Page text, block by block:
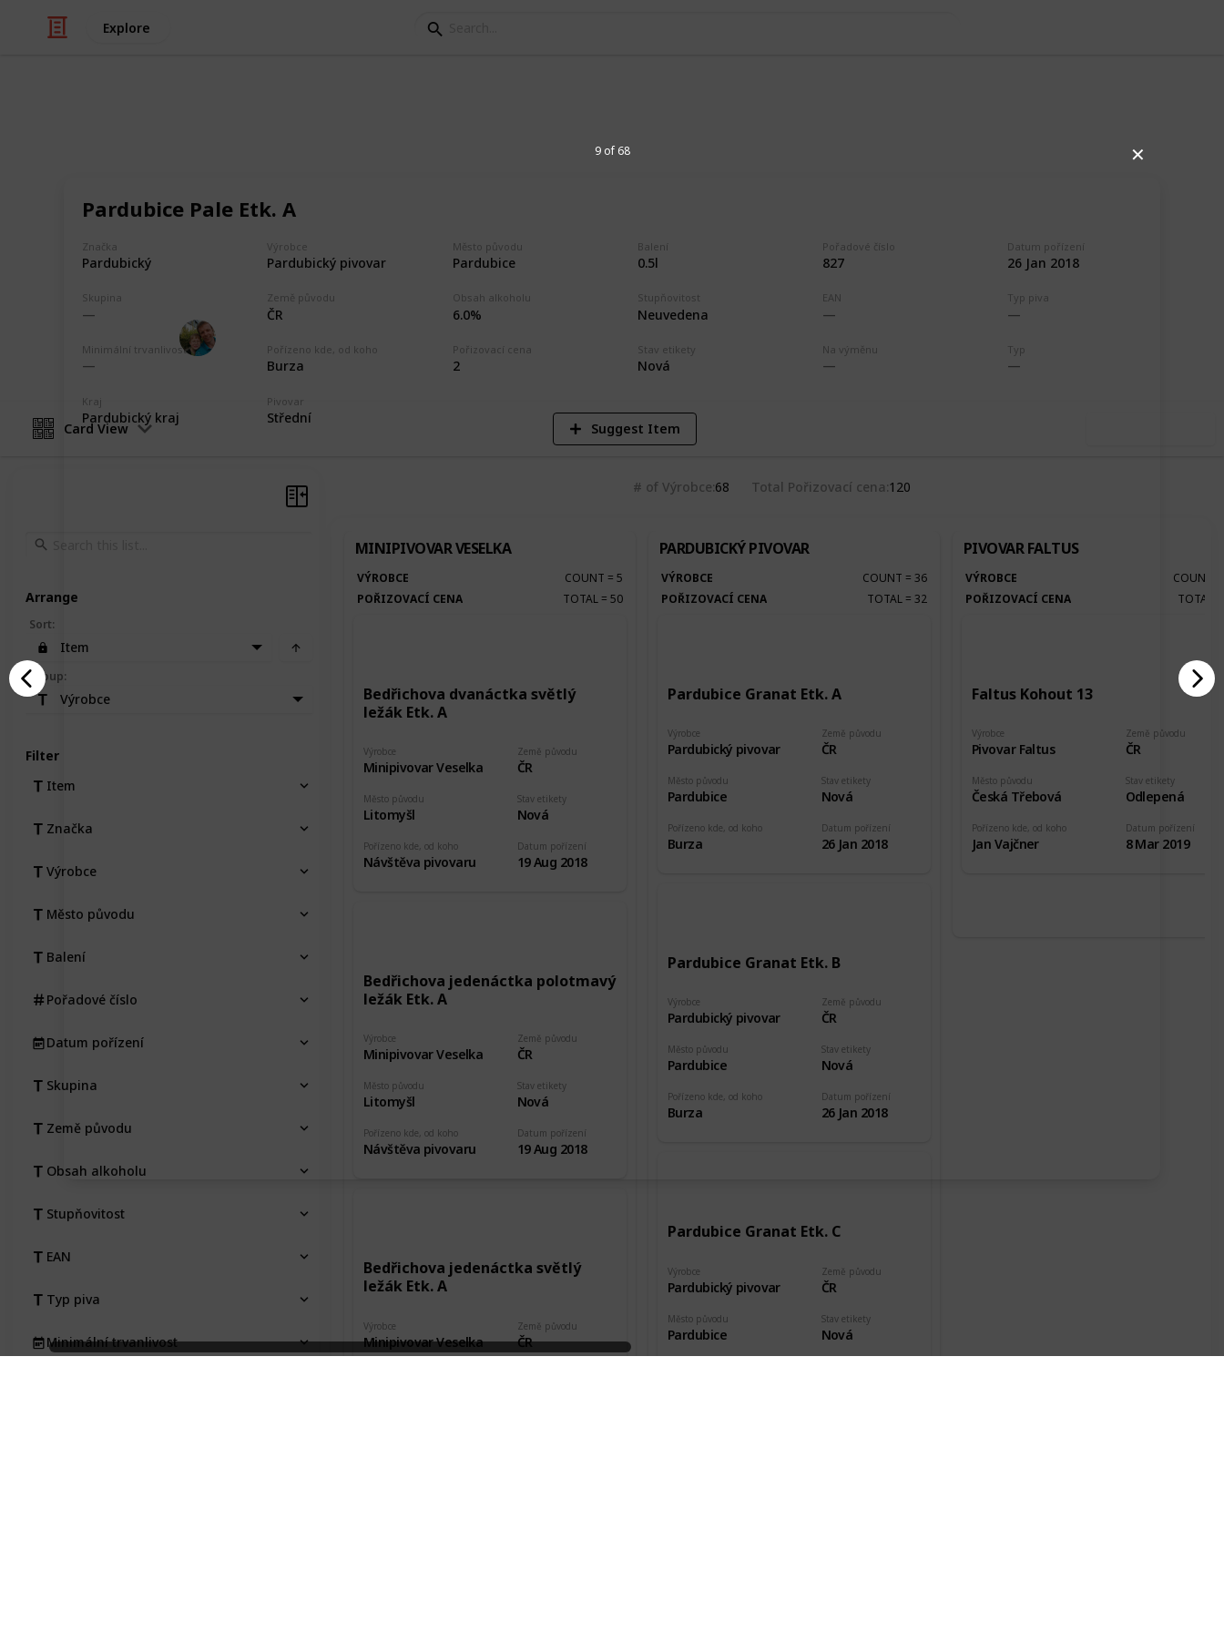
Explore
✕
Pardubice Pale Etk. A
Značka
Pardubický
Výrobce
Pardubický pivovar
Město původu
Pardubice
Balení
0.5l
Pořadové číslo
827
Datum pořízení
26 Jan 2018
Skupina Země původu
ČR
Obsah alkoholu
6.0%
Stupňovitost
Neuvedena
EAN Typ piva
Minimální trvanlivost Pořízeno kde, od koho
Burza
Pořizovací cena
2
Stav etikety
Nová
Na výměnu Typ
Kraj
Pardubický kraj
Pivovar
Střední
9 of 68
Markova sbírka pivních etiket z pivovarů v Pardubickém kraji. Beer labels
Pardubický pivovar, Pivovar Faltus, Pivovar Mordýř, Pivovar Rychtář, Pivovar U
Černého medvěda, Pivovar Žamberk.
4th February 2020 Views Likes
Card View Suggest Item
# of Výrobce 68 Total Pořizovací cena 120
MINIPIVOVAR VESELKA
VÝROBCE COUNT = 5
POŘIZOVACÍ CENA
TOTAL = 50
Bedřichova dvanáctka světlý
ležák Etk. A
Výrobce
Minipivovar Veselka
Země původu
ČR
Pořízeno kde, od koho
Návštěva pivovaru
Stav etikety
Nová
Datum pořízení
19 Aug 2018
Město původu
Litomyšl
Bedřichova jedenáctka polotmavý
ležák Etk. A
Výrobce
Minipivovar Veselka
Země původu
ČR
Pořízeno kde, od koho
Návštěva pivovaru
Stav etikety
Nová
Datum pořízení
19 Aug 2018
Město původu
Litomyšl
Bedřichova jedenáctka světlý
ležák Etk. A
Výrobce
Minipivovar Veselka
Země původu
ČR
PARDUBICKÝ PIVOVAR
VÝROBCE COUNT = 36
POŘIZOVACÍ CENA
TOTAL = 32
Pardubice Granat Etk. A
Výrobce
Pardubický pivovar
Země původu
ČR
Pořízeno kde, od koho
Burza
Stav etikety
Nová
Datum pořízení
26 Jan 2018
Město původu
Pardubice
Pardubice Granat Etk. B
Výrobce
Pardubický pivovar
Země původu
ČR
Pořízeno kde, od koho
Burza
Stav etikety
Nová
Datum pořízení
26 Jan 2018
Město původu
Pardubice
Pardubice Granat Etk. C
Výrobce
Pardubický pivovar
Země původu
ČR
Stav etikety
Nová
Město původu
Pardubice
PIVOVAR FALTUS
VÝROBCE COUNT
POŘIZOVACÍ CENA
TOTAL
Faltus Kohout 13
Výrobce
Pivovar Faltus
Země původu
ČR
Pořízeno kde, od koho
Jan Vajčner
Stav etikety
Odlepená
Datum pořízení
8 Mar 2019
Město původu
Česká Třebová
Arrange
Sort:
Item
Group:
Výrobce
Filter
Item
Značka
Výrobce
Město původu
Balení
Pořadové číslo
Datum pořízení
Skupina
Země původu
Obsah alkoholu
Stupňovitost
EAN
Typ piva
Minimální trvanlivost